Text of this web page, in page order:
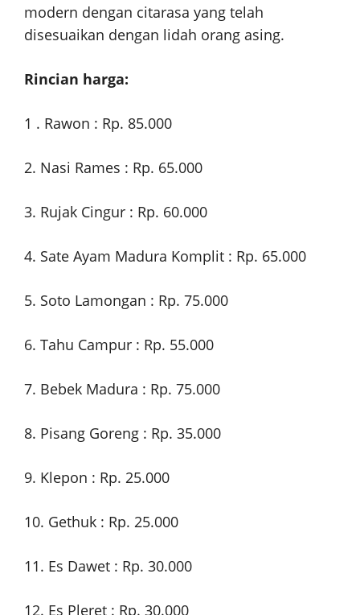
modern dengan citarasa yang telah
disesuaikan dengan lidah orang asing.
Rincian harga:
1 . Rawon : Rp. 85.000
2. Nasi Rames : Rp. 65.000
3. Rujak Cingur : Rp. 60.000
4. Sate Ayam Madura Komplit : Rp. 65.000
5. Soto Lamongan : Rp. 75.000
6. Tahu Campur : Rp. 55.000
7. Bebek Madura : Rp. 75.000
8. Pisang Goreng : Rp. 35.000
9. Klepon : Rp. 25.000
10. Gethuk : Rp. 25.000
11. Es Dawet : Rp. 30.000
12. Es Pleret : Rp. 30.000